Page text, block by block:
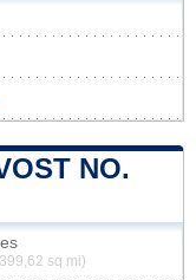
NO.
sq mi)